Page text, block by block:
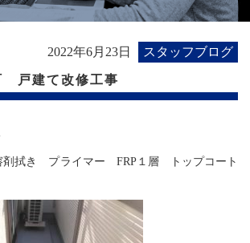
2022年6月23日 スタッフブログ
戸建て改修工事
剤拭き プライマー FRP１層 トップコート